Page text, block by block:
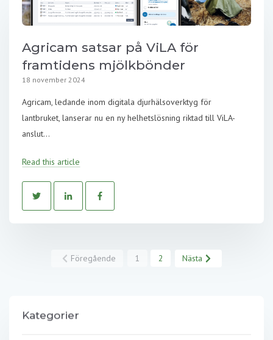
Agricam satsar på ViLA för
framtidens mjölkbönder
18 november 2024
Agricam, ledande inom digitala djurhälsoverktyg för
lantbruket, lanserar nu en ny helhetslösning riktad till ViLA-
anslut...
Read this article
Föregående 1 2 Nästa
Kategorier